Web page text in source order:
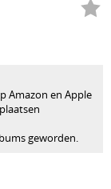
Amazon en Apple
geworden.